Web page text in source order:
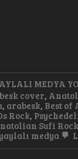
MEDYA
cover,
, arabesk, Best of
Rock,
Sufi Rock
medya